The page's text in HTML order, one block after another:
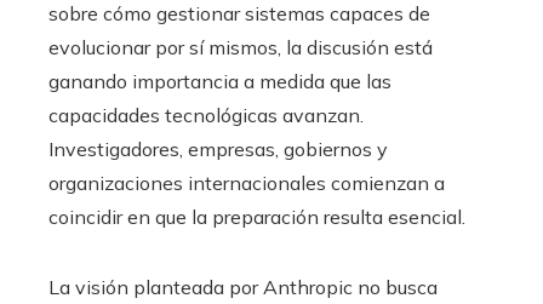
sobre cómo gestionar sistemas capaces de
evolucionar por sí mismos, la discusión está
ganando importancia a medida que las
capacidades tecnológicas avanzan.
Investigadores, empresas, gobiernos y
organizaciones internacionales comienzan a
coincidir en que la preparación resulta esencial.
La visión planteada por Anthropic no busca